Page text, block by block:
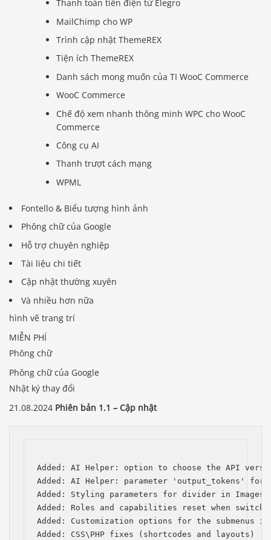
Thanh toán tiền điện tử Elegro
MailChimp cho WP
Trình cập nhật ThemeREX
Tiện ích ThemeREX
Danh sách mong muốn của TI WooC Commerce
WooC Commerce
Chế độ xem nhanh thông minh WPC cho WooC
Commerce
Công cụ AI
Thanh trượt cách mạng
WPML
Fontello & Biểu tượng hình ảnh
Phông chữ của Google
Hỗ trợ chuyên nghiệp
Tài liệu chi tiết
Cập nhật thường xuyên
Và nhiều hơn nữa
hình vẽ trang trí
MIỄN PHÍ
Phông chữ
Phông chữ của Google
Nhật ký thay đổi
21.08.2024 Phiên bản 1.1 – Cập nhật
Added: AI Helper: option to choose the API
Added: AI Helper: parameter 'output_tokens' for
Added: Styling parameters for divider in Images
Added: Roles and capabilities reset when
Added: Customization options for the submenus
Added: CSS\PHP fixes (shortcodes and layouts)